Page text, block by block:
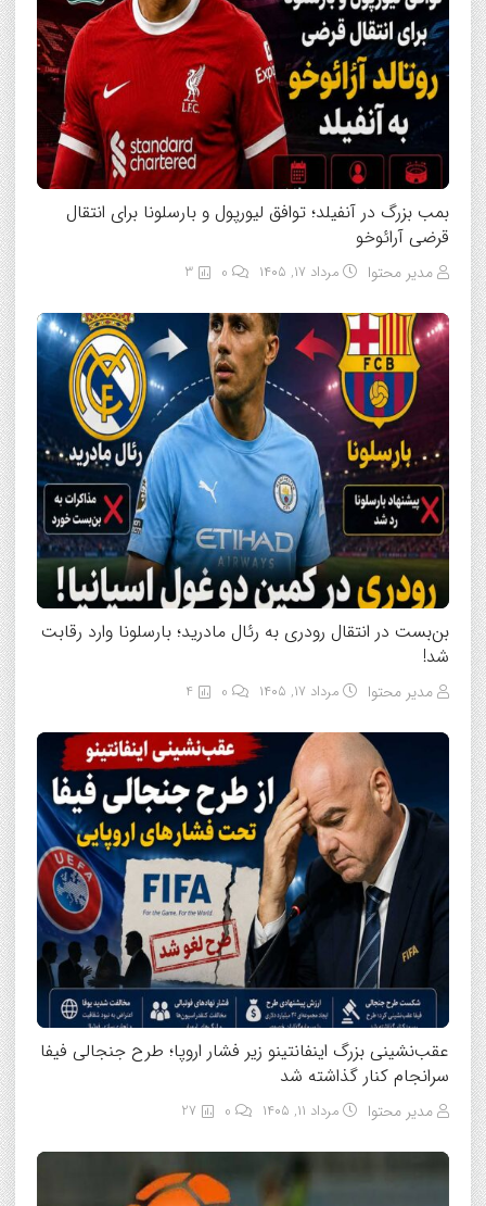
بمب بزرگ در آنفیلد؛ توافق لیورپول و بارسلونا برای انتقال
قرضی آرائوخو
مدیر محتوا مرداد ۱۷, ۱۴۰۵ 3
بن‌بست در انتقال رودری به رئال مادرید؛ بارسلونا وارد رقابت
شد!
مدیر محتوا مرداد ۱۷, ۱۴۰۵ 4
عقب‌نشینی بزرگ اینفانتینو زیر فشار اروپا؛ طرح جنجالی فیفا
سرانجام کنار گذاشته شد
مدیر محتوا مرداد ۱۱, ۱۴۰۵ 27